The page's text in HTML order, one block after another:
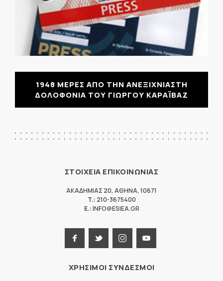
1948 ΜΕΡΕΣ ΑΠΟ ΤΗΝ ΑΝΕΞΙΧΝΙΑΣΤΗ
ΔΟΛΟΦΟΝΙΑ ΤΟΥ ΓΙΩΡΓΟΥ ΚΑΡΑΪΒΑΖ
ΣΤΟΙΧΕΙΑ ΕΠΙΚΟΙΝΩΝΙΑΣ
ΑΚΑΔΗΜΙΑΣ 20, ΑΘΗΝΑ, 10671
T.: 210-3675400
E.:INFO@ESIEA.GR
ΧΡΗΣΙΜΟΙ ΣΥΝΔΕΣΜΟΙ